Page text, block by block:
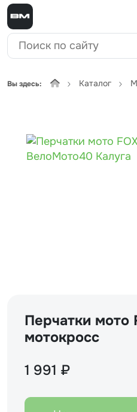
Вы здесь: Каталог
Перчатки мото
мотокросс
1 991 ₽